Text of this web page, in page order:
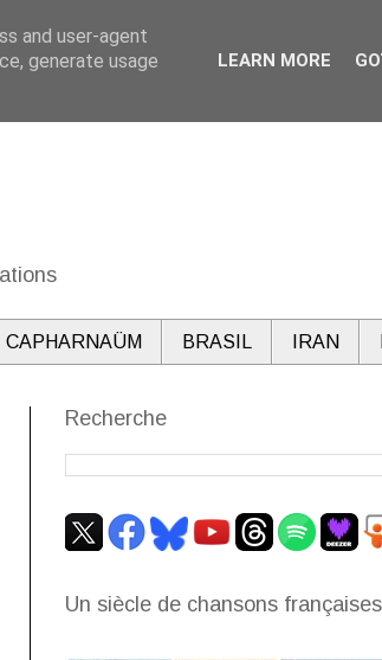
CAPHARNAÜM BRASIL IRAN
Recherche
Un siècle de chansons françaises
and user-agent
generate usage
LEARN MORE